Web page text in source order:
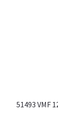
51493 VMF